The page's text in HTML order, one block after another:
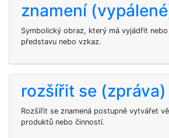
znamení
Symbolický obraz, který má vyjádřit
představu nebo vzkaz.
rozšířit se (zpráva)
Rozšířit se znamená postupně vytvářet
produktů nebo činností.